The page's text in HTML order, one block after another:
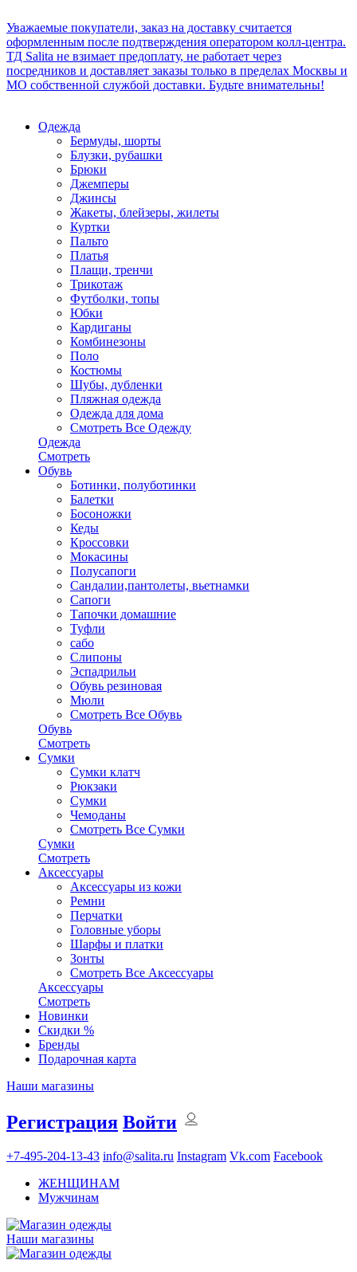
Уважаемые покупатели, заказ на доставку считается
оформленным после подтверждения оператором колл-центра.
ТД Salita не взимает предоплату, не работает через
посредников и доставляет заказы только в пределах Москвы и
МО собственной службой доставки. Будьте внимательны!
Одежда
Бермуды, шорты
Блузки, рубашки
Брюки
Джемперы
Джинсы
Жакеты, блейзеры, жилеты
Куртки
Пальто
Платья
Плащи, тренчи
Трикотаж
Футболки, топы
Юбки
Кардиганы
Комбинезоны
Поло
Костюмы
Шубы, дубленки
Пляжная одежда
Одежда для дома
Смотреть Все Одежду
Одежда
Смотреть
Обувь
Ботинки, полуботинки
Балетки
Босоножки
Кеды
Кроссовки
Мокасины
Полусапоги
Сандалии,пантолеты, вьетнамки
Сапоги
Тапочки домашние
Туфли
сабо
Слипоны
Эспадрильи
Обувь резиновая
Мюли
Смотреть Все Обувь
Обувь
Смотреть
Сумки
Сумки клатч
Рюкзаки
Сумки
Чемоданы
Смотреть Все Сумки
Сумки
Смотреть
Аксессуары
Аксессуары из кожи
Ремни
Перчатки
Головные уборы
Шарфы и платки
Зонты
Смотреть Все Аксессуары
Аксессуары
Смотреть
Новинки
Скидки %
Бренды
Подарочная карта
Наши магазины
Регистрация Войти
+7-495-204-13-43 info@salita.ru Instagram Vk.com Facebook
ЖЕНЩИНАМ
Мужчинам
Наши магазины